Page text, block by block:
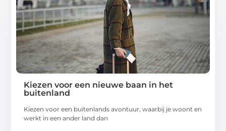
Kiezen voor een nieuwe baan in het
buitenland
Kiezen voor een buitenlands avontuur, waarbij je woont en
werkt in een ander land dan